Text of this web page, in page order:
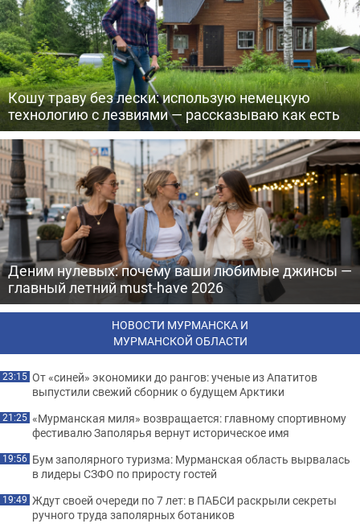
Кошу траву без лески: использую немецкую
технологию с лезвиями — рассказываю как есть
Деним нулевых: почему ваши любимые джинсы —
главный летний must-have 2026
НОВОСТИ МУРМАНСКА И
МУРМАНСКОЙ ОБЛАСТИ
23:15 От «синей» экономики до рангов: ученые из Апатитов
выпустили свежий сборник о будущем Арктики
21:25 «Мурманская миля» возвращается: главному спортивному
фестивалю Заполярья вернут историческое имя
19:56 Бум заполярного туризма: Мурманская область вырвалась
в лидеры СЗФО по приросту гостей
19:49 Ждут своей очереди по 7 лет: в ПАБСИ раскрыли секреты
ручного труда заполярных ботаников